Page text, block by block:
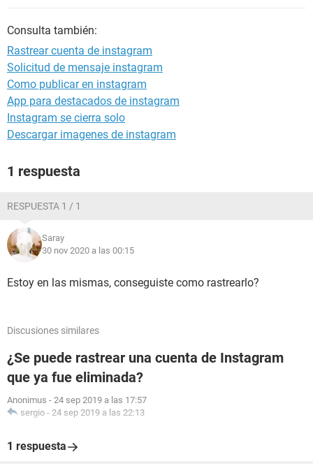
Consulta también:
Rastrear cuenta de instagram
Solicitud de mensaje instagram
Como publicar en instagram
App para destacados de instagram
Instagram se cierra solo
Descargar imagenes de instagram
1 respuesta
RESPUESTA 1 / 1
Saray
30 nov 2020 a las 00:15
Estoy en las mismas, conseguiste como rastrearlo?
Discusiones similares
¿Se puede rastrear una cuenta de Instagram
que ya fue eliminada?
Anonimus - 24 sep 2019 a las 17:57
sergio - 24 sep 2019 a las 22:13
1 respuesta